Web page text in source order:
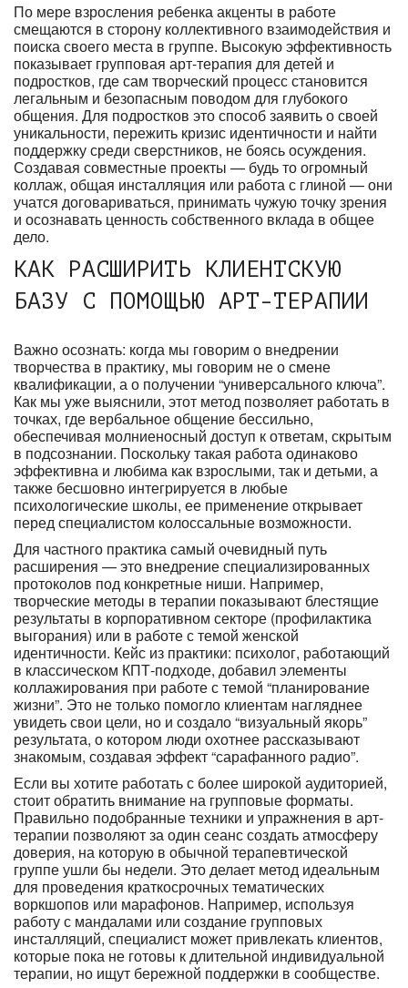
По мере взросления ребенка акценты в работе
смещаются в сторону коллективного взаимодействия и
поиска своего места в группе. Высокую эффективность
показывает групповая арт-терапия для детей и
подростков, где сам творческий процесс становится
легальным и безопасным поводом для глубокого
общения. Для подростков это способ заявить о своей
уникальности, пережить кризис идентичности и найти
поддержку среди сверстников, не боясь осуждения.
Создавая совместные проекты — будь то огромный
коллаж, общая инсталляция или работа с глиной — они
учатся договариваться, принимать чужую точку зрения
и осознавать ценность собственного вклада в общее
дело.
КАК РАСШИРИТЬ КЛИЕНТСКУЮ
БАЗУ С ПОМОЩЬЮ АРТ-ТЕРАПИИ
Важно осознать: когда мы говорим о внедрении
творчества в практику, мы говорим не о смене
квалификации, а о получении “универсального ключа”.
Как мы уже выяснили, этот метод позволяет работать в
точках, где вербальное общение бессильно,
обеспечивая молниеносный доступ к ответам, скрытым
в подсознании. Поскольку такая работа одинаково
эффективна и любима как взрослыми, так и детьми, а
также бесшовно интегрируется в любые
психологические школы, ее применение открывает
перед специалистом колоссальные возможности.
Для частного практика самый очевидный путь
расширения — это внедрение специализированных
протоколов под конкретные ниши. Например,
творческие методы в терапии показывают блестящие
результаты в корпоративном секторе (профилактика
выгорания) или в работе с темой женской
идентичности. Кейс из практики: психолог, работающий
в классическом КПТ-подходе, добавил элементы
коллажирования при работе с темой “планирование
жизни”. Это не только помогло клиентам нагляднее
увидеть свои цели, но и создало “визуальный якорь”
результата, о котором люди охотнее рассказывают
знакомым, создавая эффект “сарафанного радио”.
Если вы хотите работать с более широкой аудиторией,
стоит обратить внимание на групповые форматы.
Правильно подобранные техники и упражнения в арт-
терапии позволяют за один сеанс создать атмосферу
доверия, на которую в обычной терапевтической
группе ушли бы недели. Это делает метод идеальным
для проведения краткосрочных тематических
воркшопов или марафонов. Например, используя
работу с мандалами или создание групповых
инсталляций, специалист может привлекать клиентов,
которые пока не готовы к длительной индивидуальной
терапии, но ищут бережной поддержки в сообществе.